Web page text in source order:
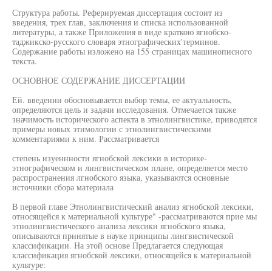
Структура работы. Реферируемая диссертация состоит из
введения, трех глав, заключения и списка использованной
литературы, а также Приложения в виде краткою ягнобско-
таджикско-русского словаря этнографических'терминов.
Содержание работы изложено на 155 страницах машинописного
текста.
ОСНОВНОЕ СОДЕРЖАНИЕ ДИССЕРТАЦИИ
Ей. введении обосновывается выбор темы, ее актуальность,
определяются цель и задачи исследования. Отмечается также
значимость исторического аспекта в этнолингвистике, приводятся
примеры новых этимологии с этнолингвистическими
комментариями к ним. Рассматривается
степень изуеннности ягнобской лексики в историке-
этнографическом и лингвистическом плане, определяется место
распространения лгнобского языка, указываются основные
источники сбора материала
В первой главе Этнолингвистический анализ ягнобской лексики,
относящейся к материальной культуре" -рассматриваются прие мы
этнолингвистического анализа лексики ягнобского языка,
описываются принятые в науке принципы лингвистической
классификации. На этой основе Предлагается следующая
классификация ягнобской лексики, относящейся к материальной
культуре: